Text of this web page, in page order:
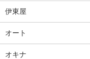
伊東屋
オート
オキナ